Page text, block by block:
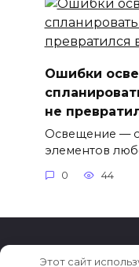
Ошибки
не
Освещение —
элементов
0 44
Этот сайт